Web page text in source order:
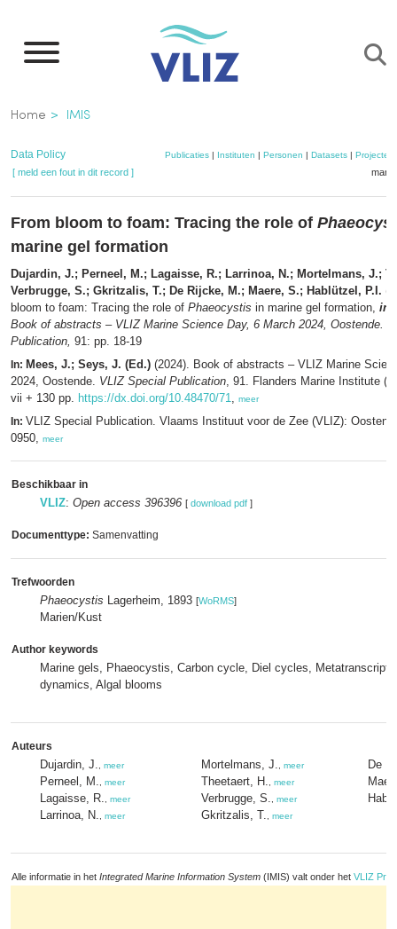
naar
inhoud
gaan
Kruimelpad
Home IMIS
Data Policy Publicaties| Instituten | Personen | Datasets| Projecten
[ meld een fout in dit record ]
From bloom to foam: Tracing the role of
marine gel formation
Dujardin, J.; Perneel, M.; Lagaisse, R.; Larrinoa, N.; Mortelmans, J.;
Verbrugge, S.; Gkritzalis, T.; De Rijcke, M.; Maere, S.; Hablützel, P.I.
bloom to foam: Tracing the role of Phaeocystis in marine gel formation, in
Book of abstracts – VLIZ Marine Science Day, 6 March 2024, Oostende.
Publication, 91: pp. 18-19
In: Mees, J.; Seys, J. (Ed.) (2024). Book of abstracts – VLIZ Marine
2024, Oostende. VLIZ Special Publication, 91. Flanders Marine Institute
vii + 130 pp. https://dx.doi.org/10.48470/71, meer
In: VLIZ Special Publication. Vlaams Instituut voor de Zee (VLIZ):
0950, meer
Beschikbaar in
VLIZ: Open access 396396 [ download pdf ]
Documenttype: Samenvatting
Trefwoorden
Phaeocystis Lagerheim, 1893 [WoRMS]
Marien/Kust
Author keywords
Marine gels, Phaeocystis, Carbon cycle, Diel cycles,
dynamics, Algal blooms
Auteurs
Dujardin, J. meer
Perneel, M. meer
Lagaisse, R. meer
Larrinoa, N. meer
Mortelmans, J. meer
Theetaert, H. meer
Verbrugge, S. meer
Gkritzalis, T. meer
De
Alle informatie in het Integrated Marine Information System (IMIS) valt onder het VLIZ